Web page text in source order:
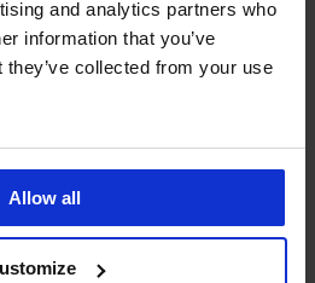
and analytics partners who
information that you’ve
collected from your use
Allow all
Kvalita